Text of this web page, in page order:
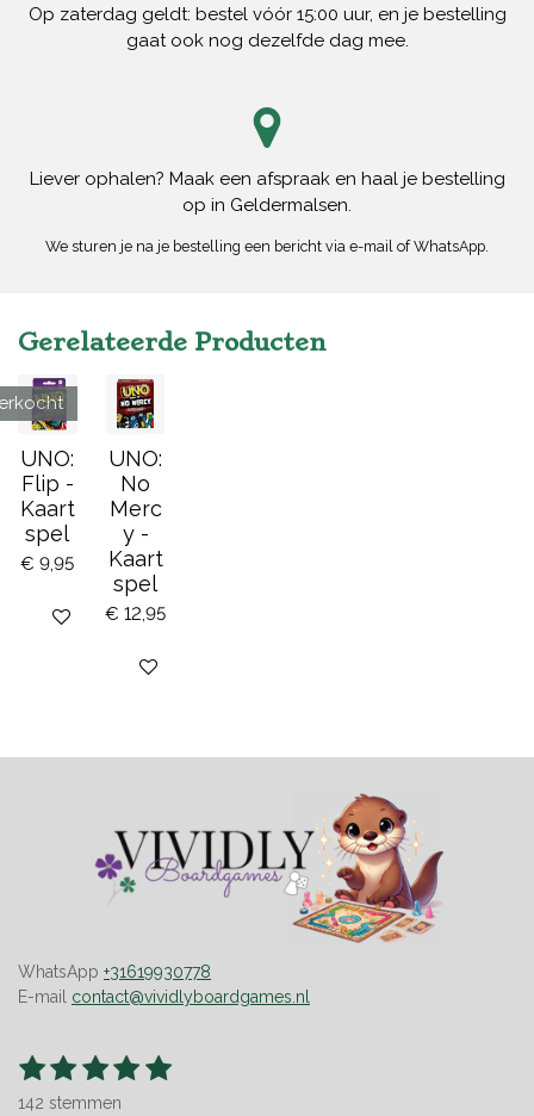
Op zaterdag geldt: bestel vóór 15:00 uur, en je bestelling
gaat ook nog dezelfde dag mee.
Liever ophalen? Maak een afspraak en haal je bestelling
op in Geldermalsen.
We sturen je na je bestelling een bericht via e-mail of WhatsApp.
Gerelateerde Producten
UNO:
Flip -
Kaart
spel
€ 9,95
Houd mij op de hoogte
UNO:
No
Merc
y -
Kaart
spel
€ 12,95
Bekijk details
WhatsApp +31619930778
E-mail contact@vividlyboardgames.nl
R
1
s
2
s
3
s
4
s
5
S
142 stemmen